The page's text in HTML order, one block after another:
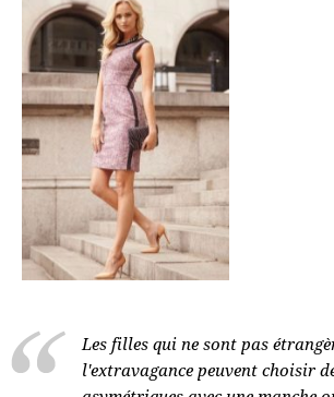
Les filles qui ne sont pas
l'extravagance peuvent choisir